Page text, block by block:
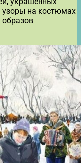
на костюмах